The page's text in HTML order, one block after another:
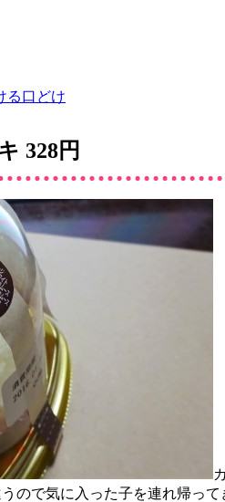
る口どけ
328円
ので気に入った子を連れ帰って